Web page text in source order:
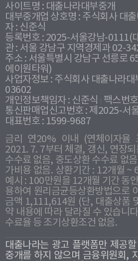
사이트명 : 대출나라대부중개
대부중개업 상호명 : 주식회사 대
자 : 신준식
등록번호 : 2025-서울강남-0111(
관 : 서울 강남구 지역경제과 02-
주소 : 서울특별시 강남구 선릉로
에이원타워)
사업자정보 : 주식회사 대출나라
03602
개인정보책임자 : 신준식
팩스번
통신판매업신고번호 : 제2025-서
대표번호 : 1599-9687
금리 연20% 이내 (연체이자율
2021. 7. 7부터 체결, 갱신, 연장
수수료 없음, 중도상환 수수료 없
가비용 없음. 상환기간 : 12개월 ~
예시 : 100만원을 12개월 기간 동
용하여 원리금균등상환방법으로
금액 1,111,614원 (단, 대출상품
약 내용에 따라 달라질 수 있습니
수료율 등 조기상환조건 없음.
대출나라는 광고 플랫폼만 제공
중개를 하지 않으며 금융위원회,